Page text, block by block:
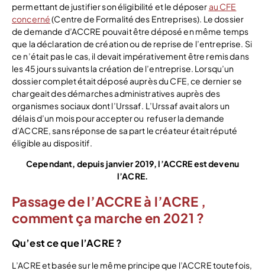
permettant de justifier son éligibilité et le déposerau CFE
concerné(Centre de Formalité des Entreprises). Le dossier
de demande d’ACCRE pouvait être déposé en même temps
que la déclaration de création ou de reprise de l’entreprise. Si
ce n’était pas le cas, il devait impérativement être remis dans
les 45 jours suivants la création de l’entreprise. Lorsqu’un
dossier complet était déposé auprès du CFE, ce dernier se
chargeait des démarches administratives auprès des
organismes sociaux dont l’Urssaf. L’Urssaf avait alors un
délais d’un mois pour accepter ou refuser la demande
d’ACCRE, sans réponse de sa part le créateur était réputé
éligible au dispositif.
Cependant, depuis janvier 2019, l’ACCRE est devenu
l’ACRE.
Passage de l’ACCRE à l’ACRE ,
comment ça marche en 2021 ?
Qu’est ce que l’ACRE ?
L’ACRE et basée sur le même principe que l’ACCRE toutefois,